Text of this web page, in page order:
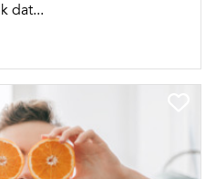
dat...